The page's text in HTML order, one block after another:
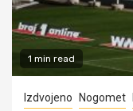
1 min read
Izdvojeno Nogomet